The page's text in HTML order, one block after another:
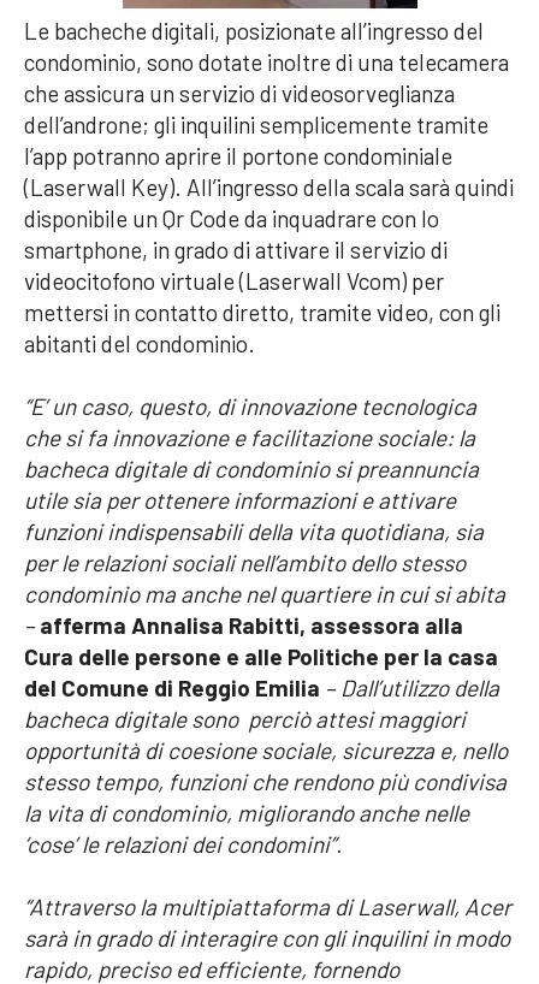
Le bacheche digitali, posizionate all’ingresso del
condominio, sono dotate inoltre di una telecamera
che assicura un servizio di videosorveglianza
dell’androne; gli inquilini semplicemente tramite
l’app potranno aprire il portone condominiale
(Laserwall Key). All’ingresso della scala sarà quindi
disponibile un Qr Code da inquadrare con lo
smartphone, in grado di attivare il servizio di
videocitofono virtuale (Laserwall Vcom) per
mettersi in contatto diretto, tramite video, con gli
abitanti del condominio.
“E’ un caso, questo, di innovazione tecnologica
che si fa innovazione e facilitazione sociale: la
bacheca digitale di condominio si preannuncia
utile sia per ottenere informazioni e attivare
funzioni indispensabili della vita quotidiana, sia
per le relazioni sociali nell’ambito dello stesso
condominio ma anche nel quartiere in cui si abita
–afferma Annalisa Rabitti, assessora alla
Cura delle persone e alle Politiche per la casa
del Comune di Reggio Emilia – Dall’utilizzo della
bacheca digitale sono perciò attesi maggiori
opportunità di coesione sociale, sicurezza e, nello
stesso tempo, funzioni che rendono più condivisa
la vita di condominio, migliorando anche nelle
‘cose’ le relazioni dei condomini”.
“Attraverso la multipiattaforma di Laserwall, Acer
sarà in grado di interagire con gli inquilini in modo
rapido, preciso ed efficiente, fornendo